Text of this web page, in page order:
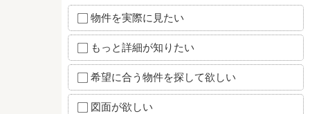
物件を実際に見たい
もっと詳細が知りたい
希望に合う物件を探して欲しい
図面が欲しい